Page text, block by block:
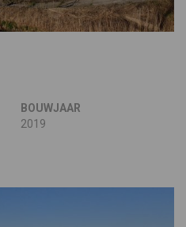
BOUWJAAR
2019